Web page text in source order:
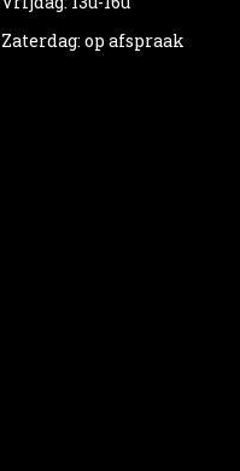
Zaterdag: op afspraak